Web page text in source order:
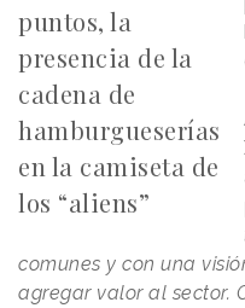
puntos, la
presencia de la
cadena de
hamburgueserías
en la camiseta de
los “aliens”
comunes y con una
agregar valor al sector.